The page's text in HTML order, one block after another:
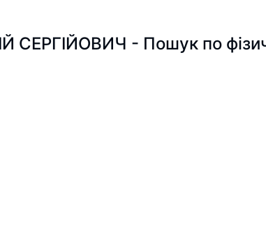
СЕРГІЙОВИЧ - Пошук по